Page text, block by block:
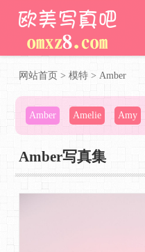
网站首页 > 模特 > Amber
Amber Amelie Amy
Amber写真集